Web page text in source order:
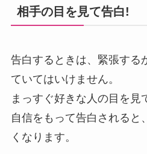
相手の目を見て告白!
告白するときは、緊張する
ていてはいけません。
まっすぐ好きな人の目を見
自信をもって告白されると
くなります。